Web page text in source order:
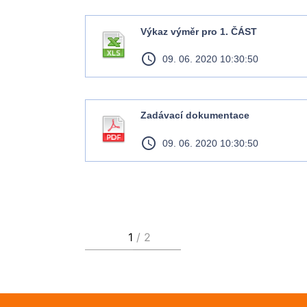
Výkaz výměr pro 1. ČÁST
access_time 09. 06. 2020 10:30:50
Zadávací dokumentace
access_time 09. 06. 2020 10:30:50